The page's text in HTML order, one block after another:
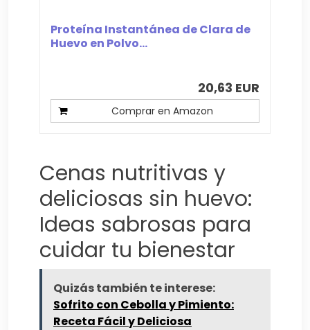
Proteína Instantánea de Clara de
Huevo en Polvo...
20,63 EUR
Comprar en Amazon
Cenas nutritivas y
deliciosas sin huevo:
Ideas sabrosas para
cuidar tu bienestar
Quizás también te interese:
Sofrito con Cebolla y Pimiento:
Receta Fácil y Deliciosa